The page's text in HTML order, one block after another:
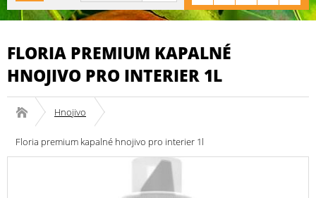
FLORIA PREMIUM KAPALNÉ
HNOJIVO PRO INTERIER 1L
Hnojivo
Floria premium kapalné hnojivo pro interier 1l